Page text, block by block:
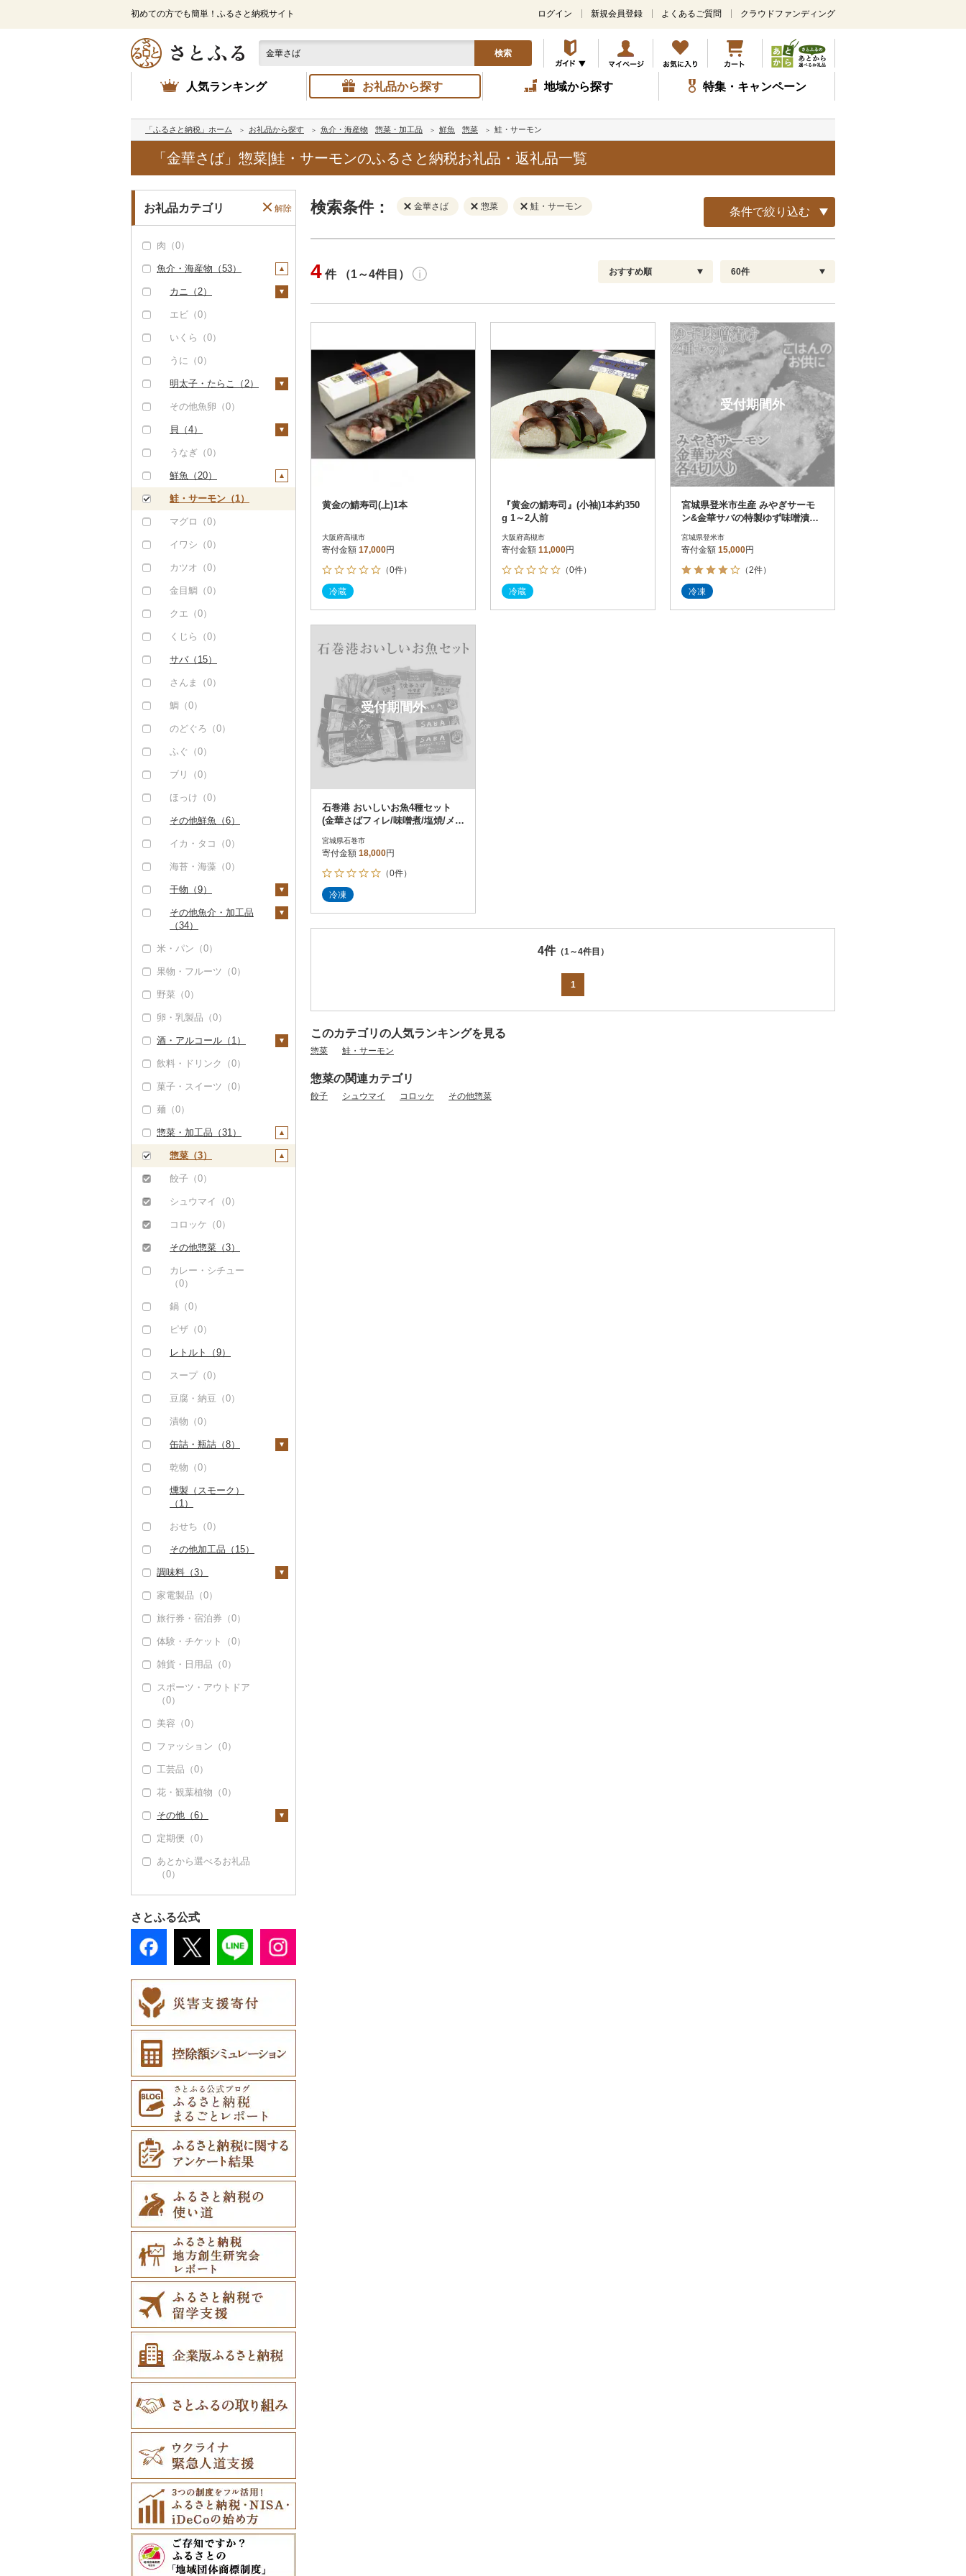
初めての方でも簡単！ふるさと納税サイト
メ
ン
コ
ン
テ
ツ
ッ
ログイン 新規会員登録 よくあるご質問 クラウドファンディング
検索
人気ランキング お礼品から探す 地域から探す 特集・キャンペーン
「ふるさと納税」ホーム お礼品から探す 魚介・海産物 惣菜・加工品 鮮魚 惣菜 鮭・サーモン
「金華さば」惣菜|鮭・サーモンのふるさと納税お礼品・返礼品一覧
お礼品カテゴリ 解除
肉（0）
魚介・海産物（53）
カニ（2）
ズワイガニ（2）
タラバガニ（0）
毛ガニ（0）
かにしゃぶ（0）
その他カニ（0）
エビ（0）
いくら（0）
うに（0）
明太子・たらこ（2）
明太子（0）
たらこ（2）
その他魚卵（0）
貝（4）
帆立（ホタテ）（0）
鮑（アワビ）（0）
牡蠣（カキ）（4）
あさり（0）
しじみ（0）
サザエ（0）
はまぐり（0）
その他貝（0）
うなぎ（0）
鮮魚（20）
鮭・サーモン（1）
マグロ（0）
イワシ（0）
カツオ（0）
金目鯛（0）
クエ（0）
くじら（0）
サバ（15）
さんま（0）
鯛（0）
のどぐろ（0）
ふぐ（0）
ブリ（0）
ほっけ（0）
その他鮮魚（6）
イカ・タコ（0）
海苔・海藻（0）
干物（9）
ししゃも（0）
その他魚介・加工品
（34）
しらす・ちりめん
（0）
その他魚介・加工品
米・パン（0）
果物・フルーツ（0）
野菜（0）
卵・乳製品（0）
酒・アルコール（1）
ビール・発泡酒（0）
日本酒（1）
純米大吟醸（0）
純米吟醸（0）
大吟醸（1）
吟醸（0）
その他日本酒（0）
焼酎（0）
梅酒（0）
泡盛（0）
ワイン（0）
ウイスキー（0）
リキュール・洋酒
ノンアルコール（0）
その他酒（0）
飲料・ドリンク（0）
菓子・スイーツ（0）
麺（0）
惣菜・加工品（31）
惣菜（3）
餃子（0）
シュウマイ（0）
コロッケ（0）
その他惣菜（3）
カレー・シチュー
（0）
鍋（0）
ピザ（0）
レトルト（9）
スープ（0）
豆腐・納豆（0）
漬物（0）
缶詰・瓶詰（8）
肉（0）
魚（8）
（2）
乾物（0）
燻製（スモーク）
（1）
おせち（0）
その他加工品（15）
調味料（3）
砂糖（0）
塩（0）
醤油（0）
味噌（0）
酢（0）
こしょう（0）
その他調味料（3）
家電製品（0）
旅行券・宿泊券（0）
体験・チケット（0）
雑貨・日用品（0）
スポーツ・アウトドア
（0）
美容（0）
ファッション（0）
工芸品（0）
花・観葉植物（0）
その他（6）
地域サービス（0）
その他（6）
定期便（0）
あとから選べるお礼品
（0）
さとふる公式
検索条件： 金華さば 惣菜 鮭・サーモン 条件で絞り込む
決済方法
PayPay
クレジットカード決済
Amazon Pay
楽天ペイ
メルペイ
d払い
解除
発送種別 解除
冷蔵便
冷凍便
配送指定 解除
お届け日時指定可
お届け時間帯指定可
発送される月指定可
その他 解除
さとふる限定のお礼品
定期便
さとふるアプリdeワンストップ申請
対象
結果を見る（
4 件 （1～4件目） おすすめ順
新着順
レビュー評価順
寄付金額が高い順
寄付金額が低い順
60件
60
90
120
黄金の鯖寿司(上)1本
大阪府高槻市
寄付金額 17,000円
（0件）
冷蔵
『黄金の鯖寿司』(小袖)1本約350
g 1～2人前
大阪府高槻市
寄付金額 11,000円
（0件）
冷蔵
受付期間外
宮城県登米市生産 みやぎサーモ
ン&金華サバの特製ゆず味噌漬け
セット(各60g×4切、計8切)
宮城県登米市
寄付金額 15,000円
（2件）
冷凍
受付期間外
石巻港 おいしいお魚4種セット
(金華さばフィレ/味噌煮/塩焼/メヒ
宮城県石巻市
寄付金額 18,000円
（0件）
冷凍
4件（1～4件目）
1
このカテゴリの人気ランキングを見る
惣菜 鮭・サーモン
惣菜の関連カテゴリ
餃子 シュウマイ コロッケ その他惣菜